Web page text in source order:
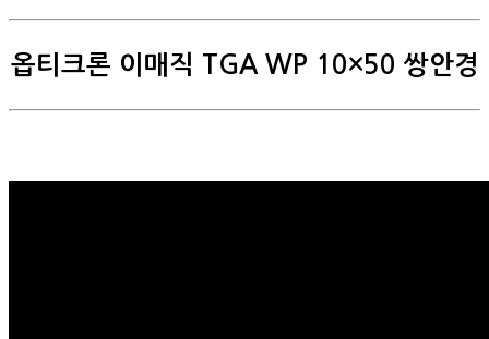
옵티크론 이매직 TGA WP 10×50 쌍안경